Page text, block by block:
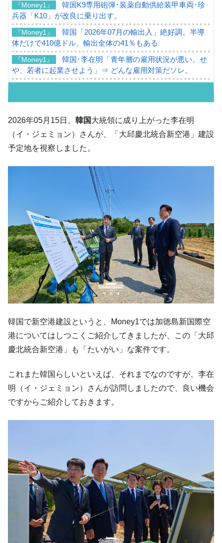
『Money1』
韓国K9専用砲弾･装薬自動供給装甲車両･珍
兵器「K10」が改良に乗り出す。
『Money1』
韓国「2026年07月の輸出入」絶好調。半導
体だけで410億ドル、輸出全体の41％もある
『Money1』
韓国･李在明「青年層の雇用状況が悪い。せ
や、若者に起業させよう」⇒ どんな雇用対策だソレ。
韓国「ここは北朝鮮なのか。選管がサーバ
ーにウソのデータを入力したのは明白だ」
言。
韓国は「中国と同じく」投資に不適格な国
『韓国銀行』が「金の保有量を増やしま
す」⇒「金を経由するドル入手」手段ではないのか？
『Money1』
韓国･外為取引量「1日当たり1,214.4億ド
ル」まで拡大 ⇒ 海外資金の動きに強く左右される状態
『Money1』
韓国･帰ってきた李在明。李在明を支持しな
い「50.5％」に上昇
『Money1』
韓国大統領府ボンクラ政策室長が告発され
た ⇒ 国家が行った恐るべき株価操作であり、空前の国政壟
断
『Money1』
韓国･警察職員が「丸刈りになって抗議活
動」
『Money1』
中国だけが鉄鋼輸出を異常増加させる ⇒ 中
国の過剰生産が世界を蝕む。
『Money1』
韓国製造業「半導体絶好調」のウラで他業
種は全般的「不調」⇒ PSIが示す現況は決して良くない。
『Money1』
【米韓激突案件】韓国消費者院が『クーパ
『Money1』
【対日本円】ウォン安が急進！ 日米の協調
に韓国がいっちょがみしたのでは。
『Money1』
韓国政府『BYD』車への補助金を全廃 ⇒ 実
は韓国で『BYD』車は売れている。6カ月で対前年同期比
1.9倍！
『Money1』
在韓米国大使スティールが着韓！⇒ さっそ
2026年05月15日、 韓国大統領に成り上がった李在明
（イ・ジェミョン）さんが、「大邱慶北統合新空港」建設
予定地を視察しました。
韓国で新空港建設というと、Money1では加徳島新国際空
港についてはしつこくご紹介してきましたが、この「大邱
慶北統合新空港」も「たいがい」な案件です。
これまた韓国らしいといえば、それまでなのですが、李在
明（イ・ジェミョン）さんが訪問しましたので、良い機会
ですからご紹介しておきます。